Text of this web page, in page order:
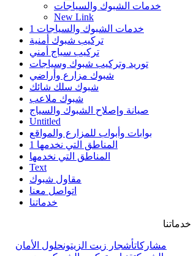
خدمات الشبوك والسياجات
New Link
خدمات الشبوك والسياجات 1
تركيب شبوك أمنية
تركيب سياج أمني
توريد وتركيب شبوك وسياجات
شبوك مزارع وأراضي
شبوك سلك شائك
شبوك ملاعب
صيانة وإصلاح الشبوك والسياج
Untitled
بوابات وأبواب للمزارع والمواقع
المناطق التي نخدمها 1
المناطق التي نخدمها
Text
مقاول شبوك
اتواصل معنا
خدماتنا
خدماتنا
مشاركاتأشجار زيت الزيتونحلول الأمان